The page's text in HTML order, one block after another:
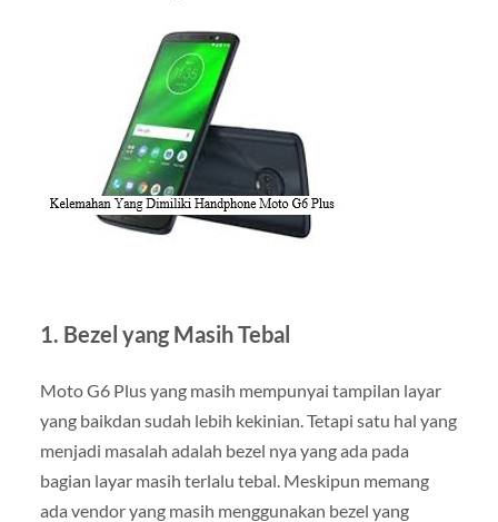
1. Bezel yang Masih Tebal
Moto G6 Plus yang masih mempunyai tampilan layar
yang baikdan sudah lebih kekinian. Tetapi satu hal yang
menjadi masalah adalah bezel nya yang ada pada
bagian layar masih terlalu tebal. Meskipun memang
ada vendor yang masih menggunakan bezel yang